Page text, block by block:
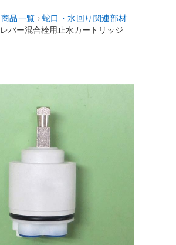
商品一覧 › 蛇口・水回り関連部材
レバー混合栓用止水カートリッジ